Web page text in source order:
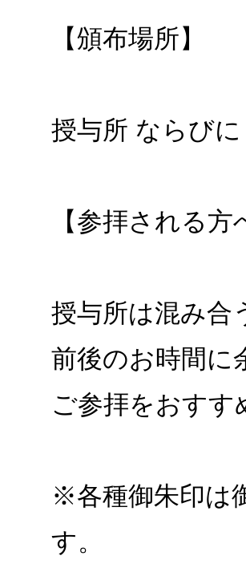
【頒布場所】
授与所 ならびに
【参拝される方
授与所は混み合
前後のお時間に
ご参拝をおす
※各種御朱印は
す。